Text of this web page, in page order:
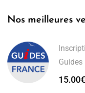
Nos meilleures
Guides
15.00€